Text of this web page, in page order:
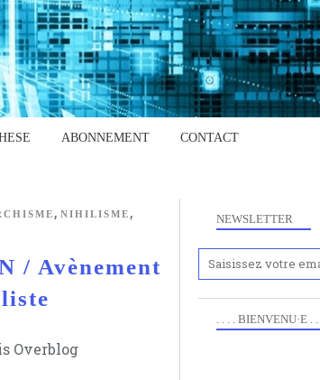
ABONNEMENT CONTACT
, NIHILISME ,
/ Avènement
Overblog
NEWSLETTER
. . . . BIENVENU·E . . .
Anciennement
en 2006 lors du